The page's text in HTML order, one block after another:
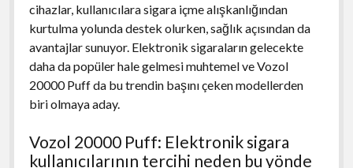
cihazlar, kullanıcılara sigara içme alışkanlığından
kurtulma yolunda destek olurken, sağlık açısından da
avantajlar sunuyor. Elektronik sigaraların gelecekte
daha da popüler hale gelmesi muhtemel ve Vozol
20000 Puff da bu trendin başını çeken modellerden
biri olmaya aday.
Vozol 20000 Puff: Elektronik sigara
kullanıcılarının tercihi neden bu yönde